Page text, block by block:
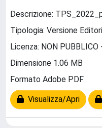
Descrizione:
Tipologia: Versione
Licenza: NON
Dimensione 1.06 MB
Formato Adobe PDF
Visualizza/Apri